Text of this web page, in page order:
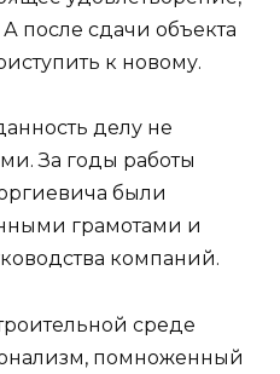
после сдачи объекта
к новому.
делу не
За годы работы
были
грамотами и
компаний.
среде
помноженный